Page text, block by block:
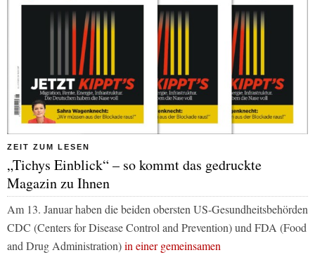
ZEIT ZUM LESEN
„Tichys Einblick“ – so kommt das gedruckte
Magazin zu Ihnen
Am 13. Januar haben die beiden obersten US-Gesundheitsbehörden
CDC (Centers for Disease Control and Prevention) und FDA (Food
and Drug Administration)in einer gemeinsamen